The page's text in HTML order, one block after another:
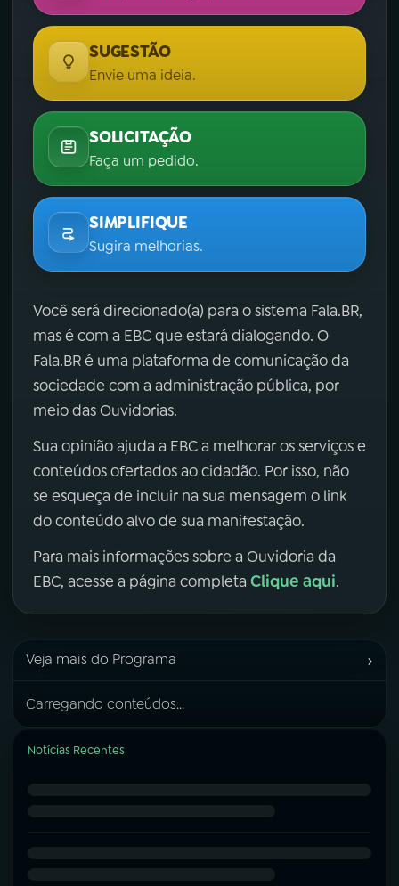
SUGESTÃO
Envie uma ideia.
SOLICITAÇÃO
Faça um pedido.
SIMPLIFIQUE
Sugira melhorias.
Você será direcionado(a) para o sistema Fala.BR,
mas é com a EBC que estará dialogando. O
Fala.BR é uma plataforma de comunicação da
sociedade com a administração pública, por
meio das Ouvidorias.
Sua opinião ajuda a EBC a melhorar os serviços e
conteúdos ofertados ao cidadão. Por isso, não
se esqueça de incluir na sua mensagem o link
do conteúdo alvo de sua manifestação.
Para mais informações sobre a Ouvidoria da
EBC, acesse a página completa Clique aqui.
Veja mais do Programa ›
Carregando conteúdos...
Notícias Recentes